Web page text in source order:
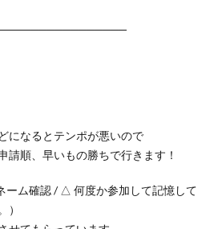
になるとテンポが悪いので
請順、早いもの勝ちで行きます！
ーム確認 / △ 何度か参加して記憶して
）